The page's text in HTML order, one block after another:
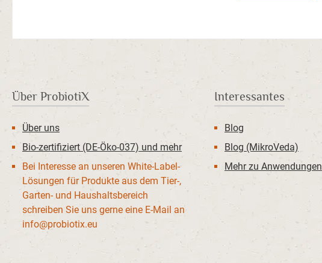
Über ProbiotiX
Über uns
Bio-zertifiziert (DE-Öko-037) und mehr
Bei Interesse an unseren White-Label-
Lösungen für Produkte aus dem Tier-,
Garten- und Haushaltsbereich
schreiben Sie uns gerne eine E-Mail an
info@probiotix.eu
Interessantes
Blog
Blog (MikroVeda)
Mehr zu Anwendungen